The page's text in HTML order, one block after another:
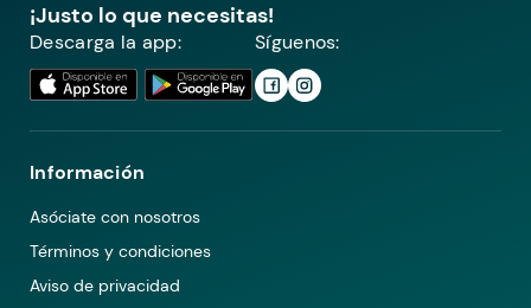
¡Justo lo que necesitas!
Descarga la app: Síguenos:
Información
Asóciate con nosotros
Términos y condiciones
Aviso de privacidad